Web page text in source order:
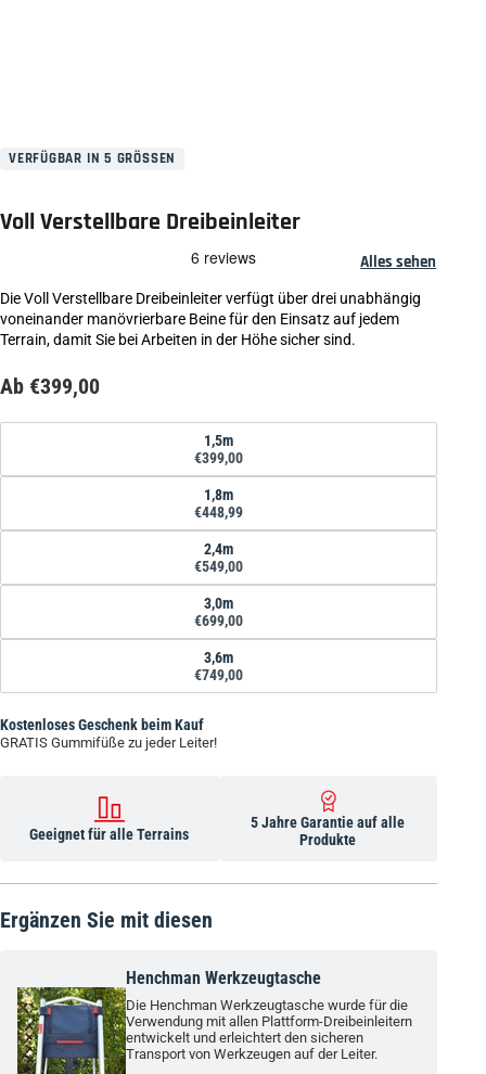
VERFÜGBAR IN 5 GRÖSSEN
Voll Verstellbare Dreibeinleiter
Alles sehen
Die Voll Verstellbare Dreibeinleiter verfügt über drei unabhängig
voneinander manövrierbare Beine für den Einsatz auf jedem
Terrain, damit Sie bei Arbeiten in der Höhe sicher sind.
Ab €399,00
1,5m
€399,00
1,8m
€448,99
2,4m
€549,00
3,0m
€699,00
3,6m
€749,00
Kostenloses Geschenk beim Kauf
GRATIS Gummifüße zu jeder Leiter!
Geeignet für alle Terrains
5 Jahre Garantie auf alle
Produkte
Ergänzen Sie mit diesen
Henchman Werkzeugtasche
Die Henchman Werkzeugtasche wurde für die
Verwendung mit allen Plattform-Dreibeinleitern
entwickelt und erleichtert den sicheren
Transport von Werkzeugen auf der Leiter.